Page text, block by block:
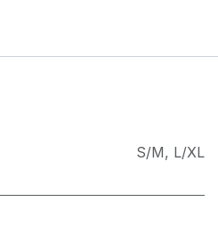
S/M, L/XL